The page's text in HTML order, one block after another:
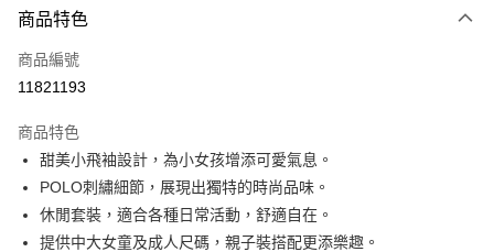
信用卡一次付款
信用卡分期付款
合作金庫商業銀行
華南商業銀行
彰化商業銀行
上海商業儲蓄銀行
台北富邦商業銀行
國泰世華商業銀行
兆豐國際商業銀行
臺灣中小企業銀行
台中商業銀行
超商取貨付款
LINE Pay
Apple Pay
商品特色
商品編號
11821193
商品特色
甜美小飛袖設計，為小女孩增添可愛氣息。
POLO刺繡細節，展現出獨特的時尚品味。
休閒套裝，適合各種日常活動，舒適自在。
提供中大女童及成人尺碼，親子裝搭配更添樂趣。